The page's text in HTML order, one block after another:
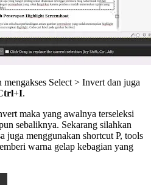
Select > Invert dan juga
+I.
maka yang awalnya terseleksi
sebaliknya. Sekarang silahkan
juga menggunakan shortcut P, tools
warna gelap kebagian yang